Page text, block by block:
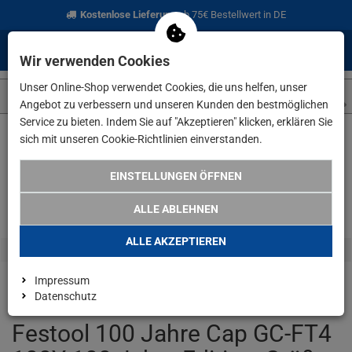
Kostenlose Lieferungab 75€ Bestellwert in DE
Festool 100 Jahre Cap GC-FT4
Wir verwenden Cookies
Unser Online-Shop verwendet Cookies, die uns helfen, unser
Angebot zu verbessern und unseren Kunden den bestmöglichen
Service zu bieten. Indem Sie auf "Akzeptieren" klicken, erklären Sie
sich mit unseren Cookie-Richtlinien einverstanden.
EINSTELLUNGEN ÖFFNEN
ALLE ABLEHNEN
ALLE AKZEPTIEREN
Impressum
Datenschutz